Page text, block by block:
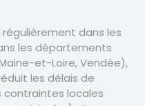
dans les
les départements
et-Loire, Vendée),
les délais de
contraintes locales